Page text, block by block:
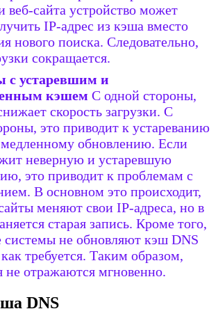
веб-сайта устройство может
IP-адрес из кэша вместо
нового поиска. Следовательно,
сокращается.
с устаревшим и
кэшем С одной стороны,
скорость загрузки. С
это приводит к устареванию
медленному обновлению. Если
неверную и устаревшую
это приводит к проблемам с
В основном это происходит,
меняют свои IP-адреса, но в
старая запись. Кроме того,
системы не обновляют кэш DNS
требуется. Таким образом,
не отражаются мгновенно.
DNS